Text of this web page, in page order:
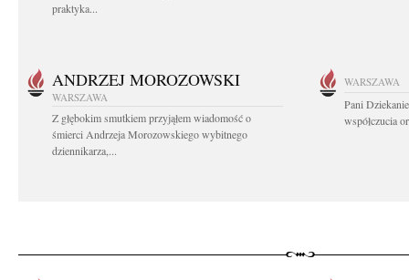
praktyka...
ANDRZEJ MOROZOWSKI
WARSZAWA
Z głębokim smutkiem przyjąłem wiadomość o
śmierci Andrzeja Morozowskiego wybitnego
dziennikarza,...
WARSZAWA
Pani
współczucia